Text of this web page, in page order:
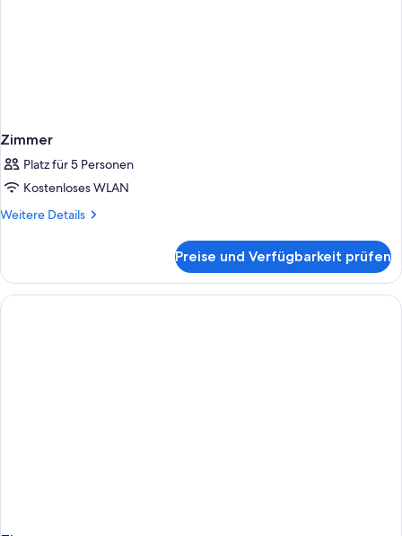
Zimmer
Platz für 5 Personen
Kostenloses WLAN
Weitere Details
Weitere
Preise und Verfügbarkeit prüfen